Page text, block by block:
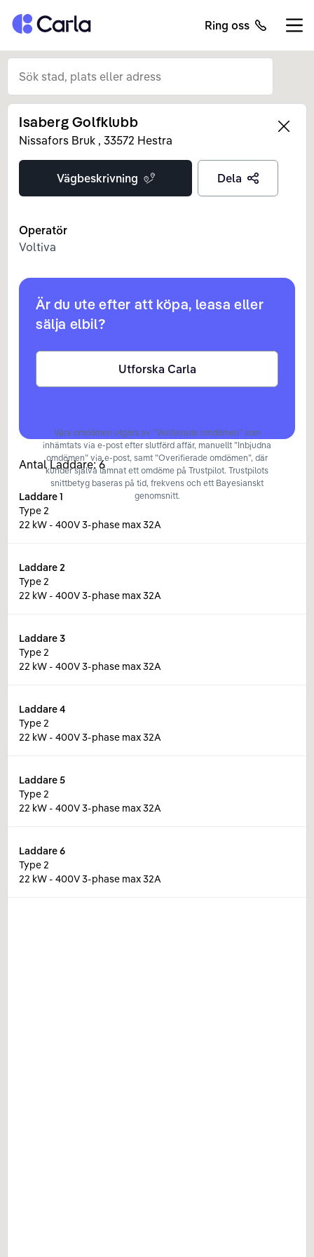
Tillbaka till startsidan Ring oss
Left
Isaberg Golfklubb
Nissafors Bruk , 33572 Hestra
Vägbeskrivning Dela
Operatör
Voltiva
Är du ute efter att köpa, leasa eller
sälja elbil?
Utforska Carla
Våra omdömen utgörs av ”Verifierade omdömen” som
inhämtats via e-post efter slutförd affär, manuellt ”Inbjudna
omdömen” via e-post, samt ”Overifierade omdömen”, där
kunder själva lämnat ett omdöme på Trustpilot. Trustpilots
snittbetyg baseras på tid, frekvens och ett Bayesianskt
genomsnitt.
Antal Laddare:6
Laddare1
Type 2
22 kW - 400V 3-phase max 32A
Laddare2
Type 2
22 kW - 400V 3-phase max 32A
Laddare3
Type 2
22 kW - 400V 3-phase max 32A
Laddare4
Type 2
22 kW - 400V 3-phase max 32A
Laddare5
Type 2
22 kW - 400V 3-phase max 32A
Laddare6
Type 2
22 kW - 400V 3-phase max 32A